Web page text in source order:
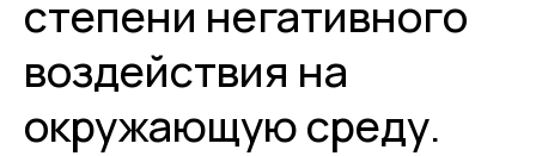
степени негативного
воздействия на
окружающую среду.